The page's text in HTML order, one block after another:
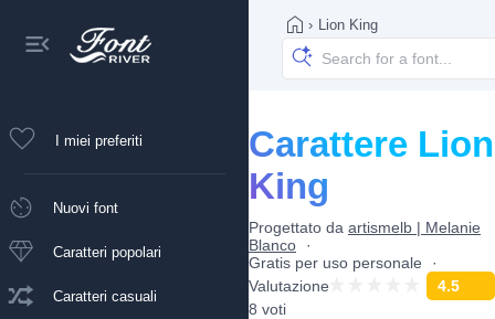
I miei preferiti
Nuovi font
Caratteri popolari
Caratteri casuali
› Lion King
Carattere Lion
King
Progettato da artismelb | Melanie
Blanco
Gratis per uso personale
Valutazione
4.5
8 voti